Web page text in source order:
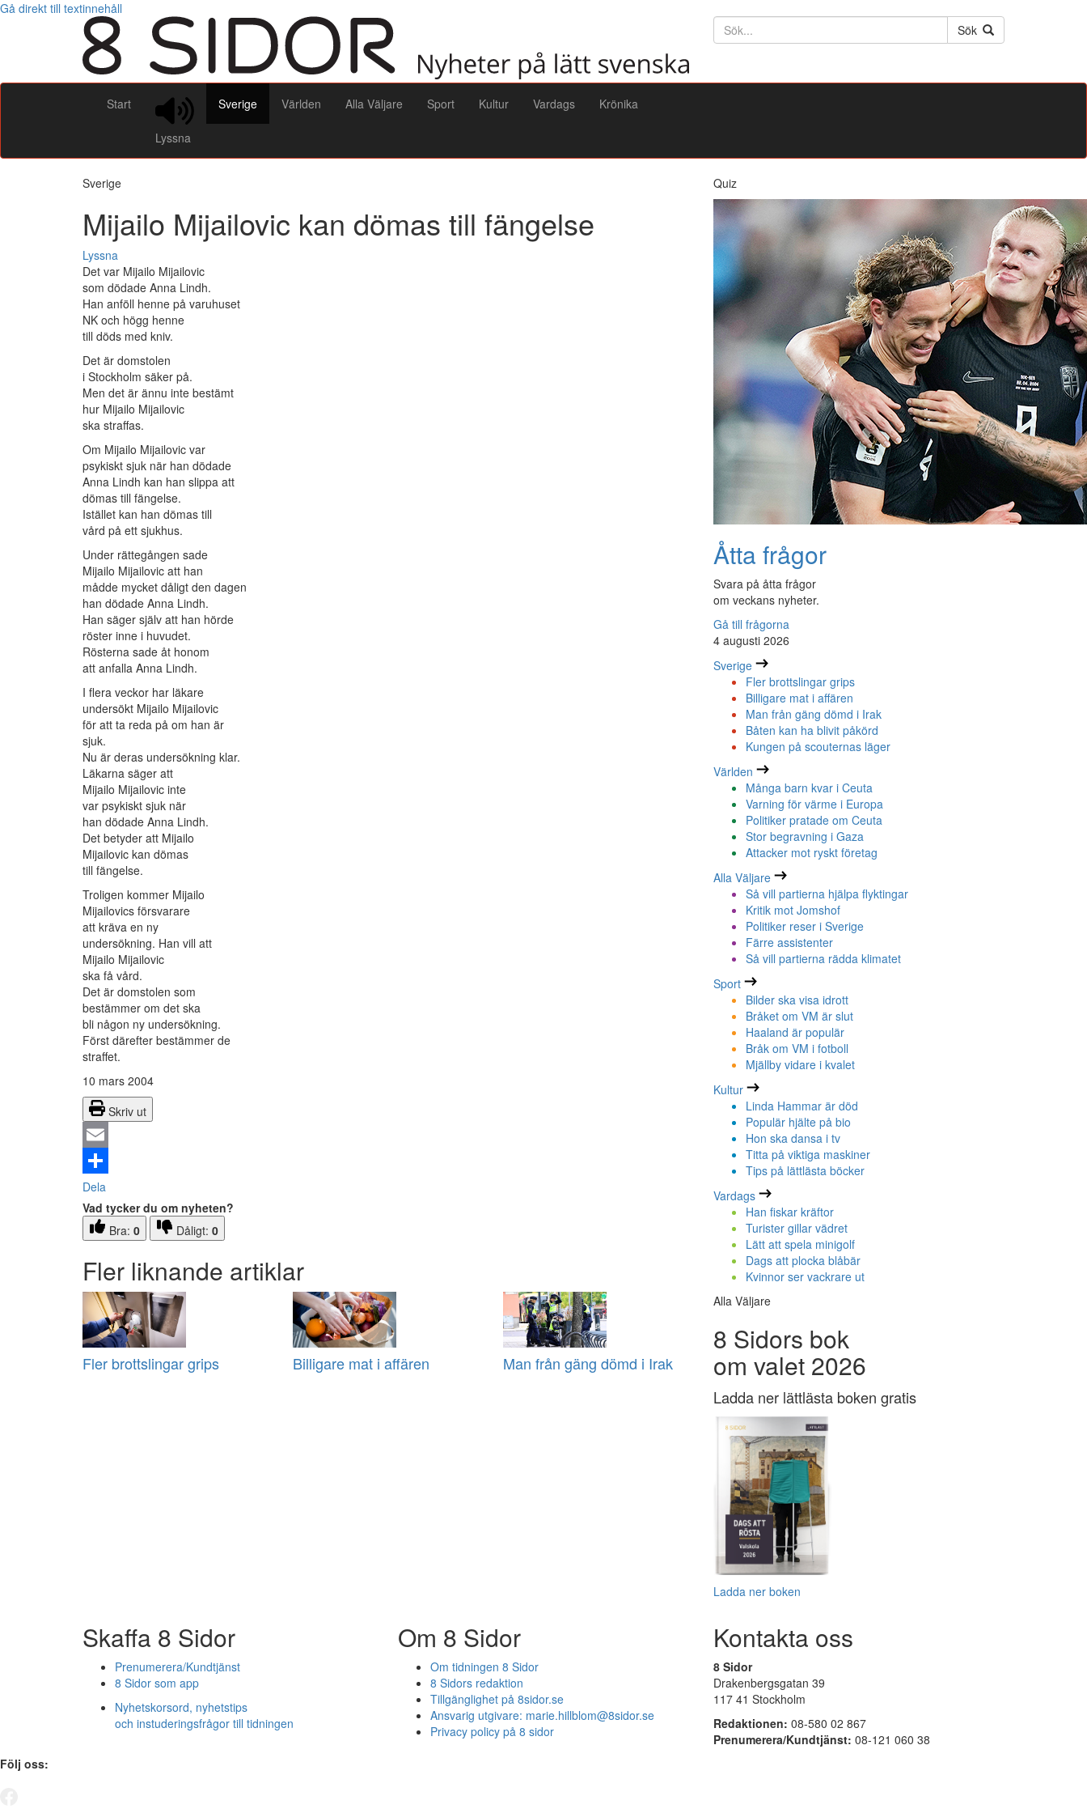
Gå direkt till textinnehåll
Söktext
Sök
Start
Lyssna
Sverige Världen Alla Väljare Sport Kultur Vardags Krönika
Sverige
Mijailo Mijailovic kan dömas till fängelse
Lyssna
Det var Mijailo Mijailovic
som dödade Anna Lindh.
Han anföll henne på varuhuset
NK och högg henne
till döds med kniv.
Det är domstolen
i Stockholm säker på.
Men det är ännu inte bestämt
hur Mijailo Mijailovic
ska straffas.
Om Mijailo Mijailovic var
psykiskt sjuk när han dödade
Anna Lindh kan han slippa att
dömas till fängelse.
Istället kan han dömas till
vård på ett sjukhus.
Under rättegången sade
Mijailo Mijailovic att han
mådde mycket dåligt den dagen
han dödade Anna Lindh.
Han säger själv att han hörde
röster inne i huvudet.
Rösterna sade åt honom
att anfalla Anna Lindh.
I flera veckor har läkare
undersökt Mijailo Mijailovic
för att ta reda på om han är
sjuk.
Nu är deras undersökning klar.
Läkarna säger att
Mijailo Mijailovic inte
var psykiskt sjuk när
han dödade Anna Lindh.
Det betyder att Mijailo
Mijailovic kan dömas
till fängelse.
Troligen kommer Mijailo
Mijailovics försvarare
att kräva en ny
undersökning. Han vill att
Mijailo Mijailovic
ska få vård.
Det är domstolen som
bestämmer om det ska
bli någon ny undersökning.
Först därefter bestämmer de
straffet.
10 mars 2004
Skriv ut
Email
Dela
Vad tycker du om nyheten?
Bra: 0 Dåligt: 0
Fler liknande artiklar
Fler brottslingar grips Billigare mat i affären Man från gäng dömd i Irak
Quiz
Åtta frågor
Svara på åtta frågor
om veckans nyheter.
Gå till frågorna
4 augusti 2026
Sverige
Fler brottslingar grips
Billigare mat i affären
Man från gäng dömd i Irak
Båten kan ha blivit påkörd
Kungen på scouternas läger
Världen
Många barn kvar i Ceuta
Varning för värme i Europa
Politiker pratade om Ceuta
Stor begravning i Gaza
Attacker mot ryskt företag
Alla Väljare
Så vill partierna hjälpa flyktingar
Kritik mot Jomshof
Politiker reser i Sverige
Färre assistenter
Så vill partierna rädda klimatet
Sport
Bilder ska visa idrott
Bråket om VM är slut
Haaland är populär
Bråk om VM i fotboll
Mjällby vidare i kvalet
Kultur
Linda Hammar är död
Populär hjälte på bio
Hon ska dansa i tv
Titta på viktiga maskiner
Tips på lättlästa böcker
Vardags
Han fiskar kräftor
Turister gillar vädret
Lätt att spela minigolf
Dags att plocka blåbär
Kvinnor ser vackrare ut
Alla Väljare
8 Sidors bok
om valet 2026
Ladda ner lättlästa boken gratis
Ladda ner boken
Skaffa 8 Sidor
Prenumerera/Kundtjänst
8 Sidor som app
Nyhetskorsord, nyhetstips
och instuderingsfrågor till tidningen
Om 8 Sidor
Om tidningen 8 Sidor
8 Sidors redaktion
Tillgänglighet på 8sidor.se
Ansvarig utgivare: marie.hillblom@8sidor.se
Privacy policy på 8 sidor
Kontakta oss
8 Sidor
Drakenbergsgatan 39
117 41 Stockholm
Redaktionen: 08-580 02 867
Prenumerera/Kundtjänst: 08-121 060 38
Följ oss: